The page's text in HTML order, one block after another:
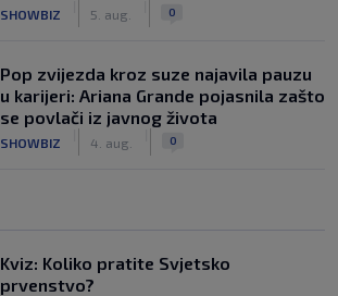
SHOWBIZ 5. aug. 0
Pop zvijezda kroz suze najavila pauzu
u karijeri: Ariana Grande pojasnila zašto
se povlači iz javnog života
SHOWBIZ 4. aug. 0
Kviz: Koliko pratite Svjetsko
prvenstvo?